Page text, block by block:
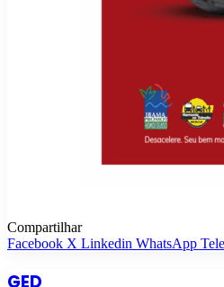
Compartilhar
Facebook X Linkedin WhatsApp
GED